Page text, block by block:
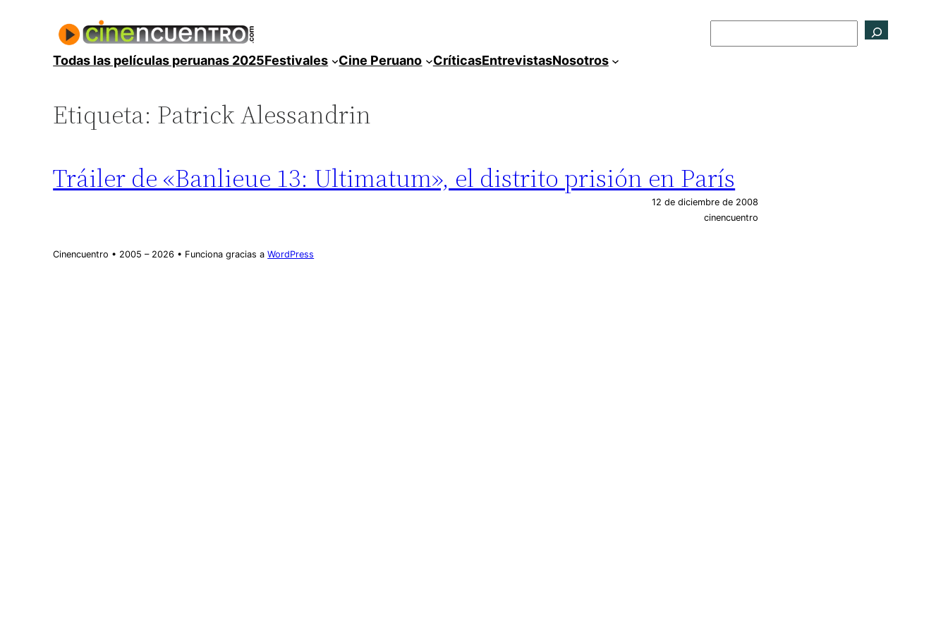
contenidoTodas las películas peruanas 2025Festivales Cine Peruano CríticasEntrevistasNosotros
Etiqueta: Patrick Alessandrin
Tráiler de «Banlieue 13: Ultimatum», el distrito prisión en París
12 de diciembre de 2008
cinencuentro
Cinencuentro • 2005 – 2026 • Funciona gracias aWordPress